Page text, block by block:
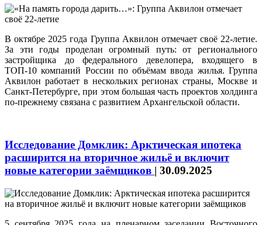
В октябре 2025 года Группа Аквилон отмечает своё 22‑летие.
За эти годы проделан огромный путь: от регионального
застройщика до федерального девелопера, входящего в
ТОП‑10 компаний России по объёмам ввода жилья. Группа
Аквилон работает в нескольких регионах страны, Москве и
Санкт-Петербурге, при этом большая часть проектов холдинга
по-прежнему связана с развитием Архангельской области.
Исследование Домклик: Арктическая ипотека
расширится на вторичное жильё и включит
новые категории заёмщиков | 30.09.2025